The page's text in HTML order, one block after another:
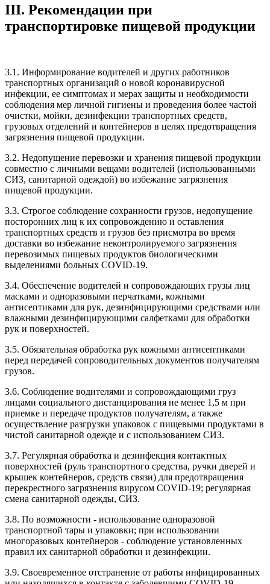
III. Рекомендации при
транспортировке пищевой продукции
3.1. Информирование водителей и других работников
транспортных организаций о новой коронавирусной
инфекции, ее симптомах и мерах защиты и необходимости
соблюдения мер личной гигиены и проведения более частой
очистки, мойки, дезинфекции транспортных средств,
грузовых отделений и контейнеров в целях предотвращения
загрязнения пищевой продукции.
3.2. Недопущение перевозки и хранения пищевой продукции
совместно с личными вещами водителей (использованными
СИЗ, санитарной одеждой) во избежание загрязнения
пищевой продукции.
3.3. Строгое соблюдение сохранности грузов, недопущение
посторонних лиц к их сопровождению и оставления
транспортных средств и грузов без присмотра во время
доставки во избежание неконтролируемого загрязнения
перевозимых пищевых продуктов биологическими
выделениями больных COVID-19.
3.4. Обеспечение водителей и сопровождающих грузы лиц
масками и одноразовыми перчатками, кожными
антисептиками для рук, дезинфицирующими средствами или
влажными дезинфицирующими салфетками для обработки
рук и поверхностей.
3.5. Обязательная обработка рук кожными антисептиками
перед передачей сопроводительных документов получателям
грузов.
3.6. Соблюдение водителями и сопровождающими груз
лицами социального дистанцирования не менее 1,5 м при
приемке и передаче продуктов получателям, а также
осуществление разгрузки упаковок с пищевыми продуктами в
чистой санитарной одежде и с использованием СИЗ.
3.7. Регулярная обработка и дезинфекция контактных
поверхностей (руль транспортного средства, ручки дверей и
крышек контейнеров, средств связи) для предотвращения
перекрестного загрязнения вирусом COVID-19; регулярная
смена санитарной одежды, СИЗ.
3.8. По возможности - использование одноразовой
транспортной тары и упаковки; при использовании
многоразовых контейнеров - соблюдение установленных
правил их санитарной обработки и дезинфекции.
3.9. Своевременное отстранение от работы инфицированных